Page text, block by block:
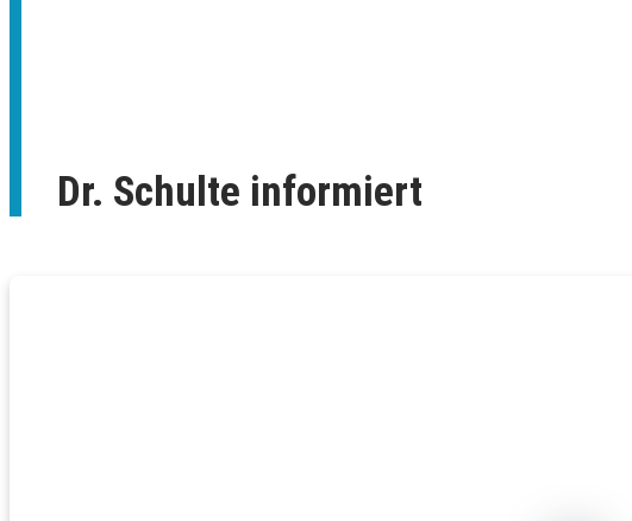
Dr. Schulte informiert